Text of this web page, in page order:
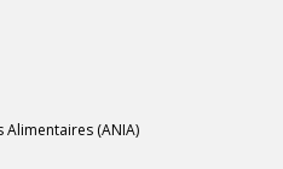
(ANIA)